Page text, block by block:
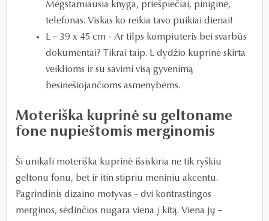
Mėgstamiausia knyga, priešpiečiai, piniginė,
telefonas. Viskas ko reikia tavo puikiai dienai!
L ~ 39 x 45 cm - Ar tilps kompiuteris bei svarbūs
dokumentai? Tikrai taip. L dydžio kuprinė skirta
veiklioms ir su savimi visą gyvenimą
besinešiojančioms asmenybėms.
Moteriška kuprinė su geltoname
fone nupieštomis merginomis
Ši unikali moteriška kuprinė išsiskiria ne tik ryškiu
geltonu fonu, bet ir itin stipriu meniniu akcentu.
Pagrindinis dizaino motyvas – dvi kontrastingos
merginos, sėdinčios nugara viena į kitą. Viena jų –